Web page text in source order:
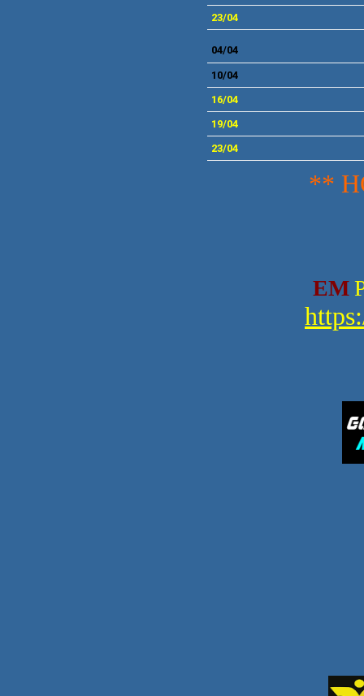
23/04
04/04
10/04
16/04
19/04
23/04
**
EM